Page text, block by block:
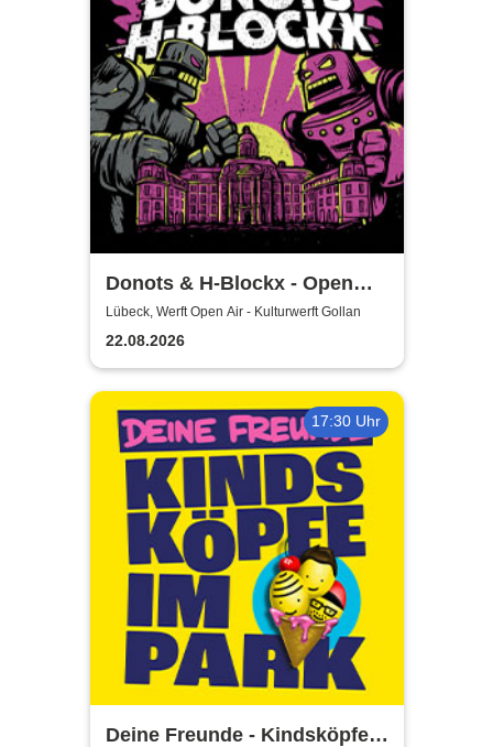
Donots & H-Blockx - Open
Airs 2026
Lübeck, Werft Open Air - Kulturwerft Gollan
22.08.2026
17:30 Uhr
Deine Freunde - Kindsköpfe